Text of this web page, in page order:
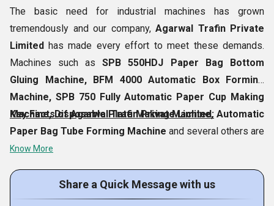
The basic need for industrial machines has grown
tremendously and our company, Agarwal Trafin Private
Limited has made every effort to meet these demands.
Machines such as SPB 550HDJ Paper Bag Bottom
Gluing Machine, BFM 4000 Automatic Box Forming
Machine, SPB 750 Fully Automatic Paper Cup Making
Machine, Disposable Plate Making Machine, Automatic
Paper Bag Tube Forming Machine and several others are
covered in our highly effective range and we sell them at
in
Kolkata, West Bengal, India, where we use high-end
machinery & equipment to manufacture such optimally
Key Facts of Agarwal Trafin Private Limited:
Know More
Share a Quick Message with us